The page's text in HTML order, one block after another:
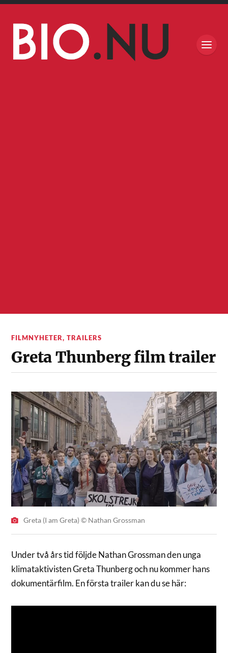
FILMNYHETER,TRAILERS
Greta Thunberg film trailer
Greta (I am Greta) © Nathan Grossman
Under två års tid följde Nathan Grossman den unga
klimataktivisten Greta Thunberg och nu kommer hans
dokumentärfilm. En första trailer kan du se här: